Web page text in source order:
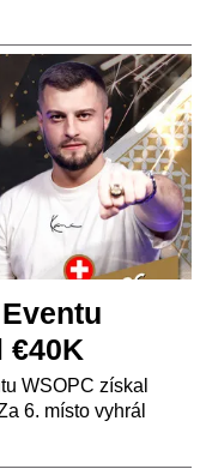
€40K
WSOPC získal
6. místo vyhrál